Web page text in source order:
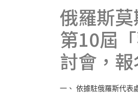
俄羅斯
第10屆
討會，
一、 依據駐俄羅斯代表